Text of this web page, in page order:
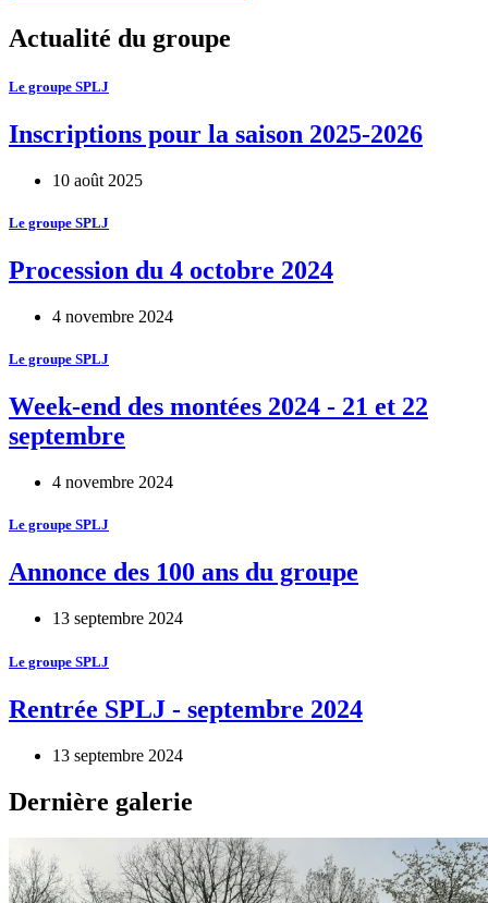
Actualité du groupe
Le groupe SPLJ
Inscriptions pour la saison 2025-2026
10 août 2025
Le groupe SPLJ
Procession du 4 octobre 2024
4 novembre 2024
Le groupe SPLJ
Week-end des montées 2024 - 21 et 22
septembre
4 novembre 2024
Le groupe SPLJ
Annonce des 100 ans du groupe
13 septembre 2024
Le groupe SPLJ
Rentrée SPLJ - septembre 2024
13 septembre 2024
Dernière galerie